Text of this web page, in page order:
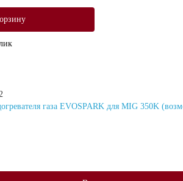
газа EVOSPARK для MIG 350K